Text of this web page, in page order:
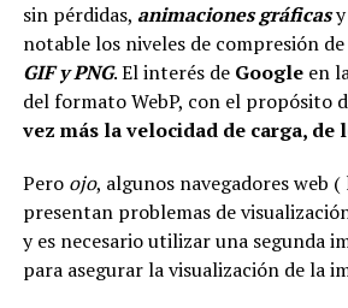
sin pérdidas, animaciones gráficasy
notable los niveles de compresión
GIF y PNG. El interés de Googleen
del formato WebP, con el propósito
vez más la velocidad de carga, de
Pero ojo, algunos navegadores web
presentan problemas de
y es necesario utilizar una segunda
para asegurar la visualización de la